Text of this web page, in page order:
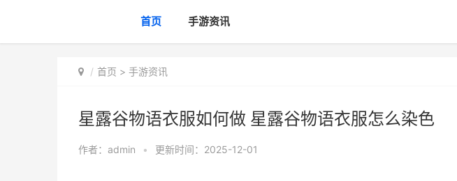
首页 手游资讯
首页 > 手游资讯
星露谷物语衣服如何做 星露谷物语衣服怎么染色
作者： admin • 更新时间：2025-12-01